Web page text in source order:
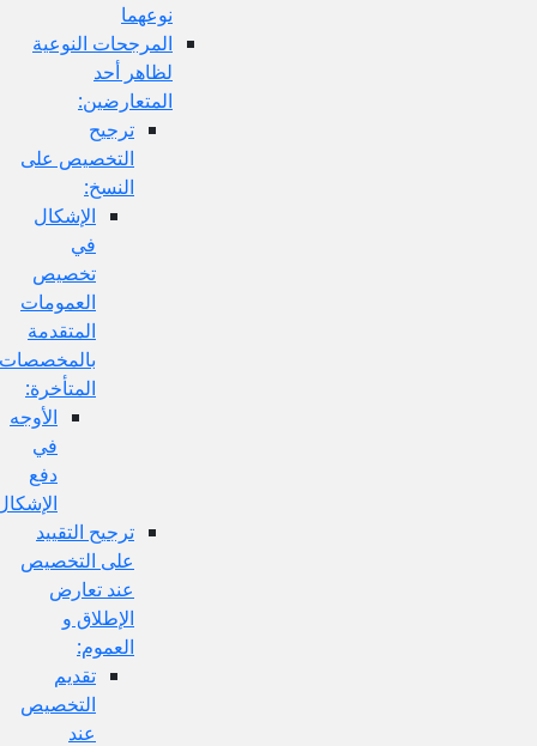
المرجحات النوعية
لظاهر أحد
المتعارضين:
ترجيح
التخصيص على
الإشكال
تخصيص
العمومات
المتقدمة
بالمخصصات
المتأخرة:
الأوجه
الإشكال:
ترجيح التقييد
على التخصيص
عند تعارض
الإطلاق و
العموم:
تقديم
التخصيص